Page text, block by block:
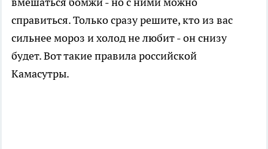
справиться. Только сразу решите, кто из вас
сильнее мороз и холод не любит - он снизу
будет. Вот такие правила российской
Камасутры.